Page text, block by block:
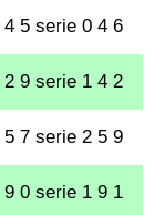
4 5 serie 0 4 6
2 9 serie 1 4 2
5 7 serie 2 5 9
9 0 serie 1 9 1